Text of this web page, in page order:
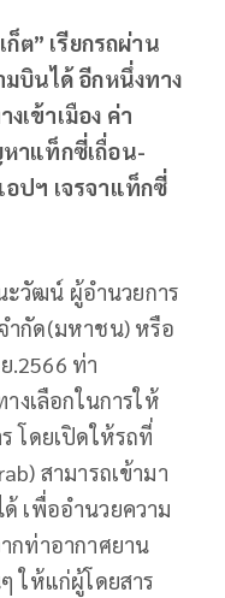
ต” เรียกรถผ่าน
บินได้ อีกหนึ่งทาง
เข้าเมือง ค่า
าแท็กซี่เถื่อน-
ปฯ เจรจาแท็กซี่
ะวัฒน์ ผู้อำนวยการ
ำกัด(มหาชน) หรือ
.2566 ท่า
งเลือกในการให้
โดยเปิดให้รถที่
สามารถเข้ามา
เพื่ออำนวยความ
กท่าอากาศยาน
ให้แก่ผู้โดยสาร